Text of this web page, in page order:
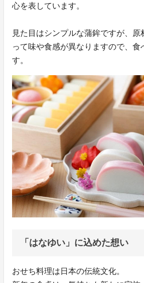
心を表しています。
見た目はシンプルな蒲鉾ですが、原
って味や食感が異なりますので、食
す。
「はなゆい」に込めた想い
おせち料理は日本の伝統文化。